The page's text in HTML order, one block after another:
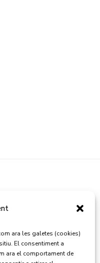
ara les galetes (cookies)
El consentiment a
ara el comportament de